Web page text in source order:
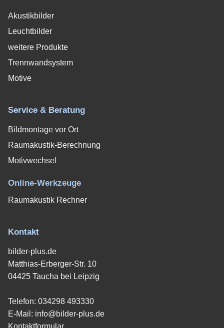
Akustikbilder
Leuchtbilder
weitere Produkte
Trennwandsystem
Motive
Service & Beratung
Bildmontage vor Ort
Raumakustik-Berechnung
Motivwechsel
Online-Werkzeuge
Raumakustik Rechner
Kontakt
bilder-plus.de
Matthias-Erberger-Str. 10
04425 Taucha bei Leipzig
Telefon: 034298 493330
E-Mail: info@bilder-plus.de
Kontaktformular